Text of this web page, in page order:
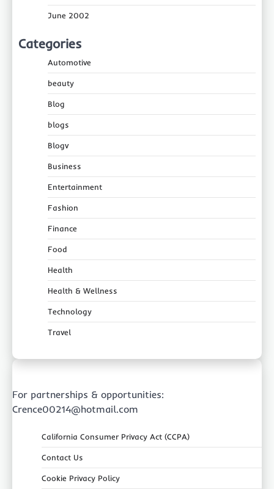
June 2002
Categories
Automotive
beauty
Blog
blogs
Blogv
Business
Entertainment
Fashion
Finance
Food
Health
Health & Wellness
Technology
Travel
For partnerships & opportunities:
Crence00214@hotmail.com
California Consumer Privacy Act (CCPA)
Contact Us
Cookie Privacy Policy